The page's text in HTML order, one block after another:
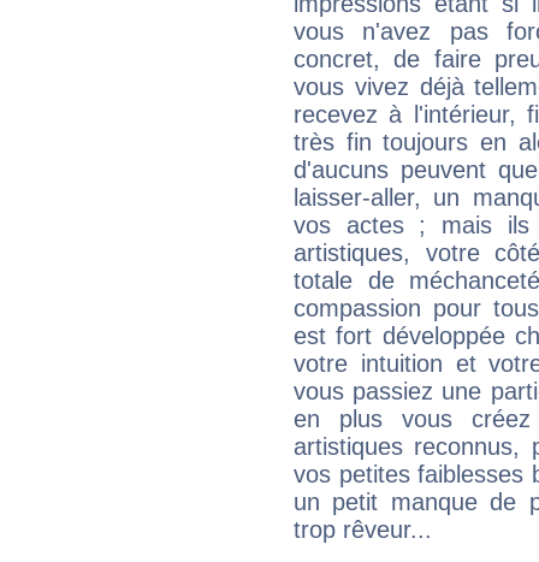
vous n'avez pas
concret, de faire
vous vivez déjà
recevez à l'intérieur,
très fin toujours en
d'aucuns peuvent
laisser-aller, un
vos actes ; mais ils
artistiques, votre
totale de
compassion pour
est fort développée
votre intuition et
vous passiez une
en plus vous
artistiques reconnus,
vos petites faiblesses
un petit manque de
trop rêveur...